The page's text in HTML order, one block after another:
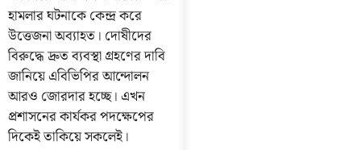
হামলার ঘটনাকে কেন্দ্র করে
উত্তেজনা অব্যাহত। দোষীদের
বিরুদ্ধে দ্রুত ব্যবস্থা গ্রহণের দাবি
জানিয়ে এবিভিপির আন্দোলন
আরও জোরদার হচ্ছে। এখন
প্রশাসনের কার্যকর পদক্ষেপের
দিকেই তাকিয়ে সকলেই।